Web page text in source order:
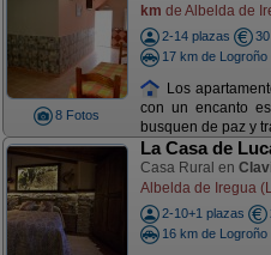
8 Fotos
km de Albelda de
2-14 plazas
17 km de Logroño
Los
con un encanto
busquen de paz y
La Casa de
Casa Rural en
Albelda de Iregua
2-10+1 plazas
16 km de Logroño